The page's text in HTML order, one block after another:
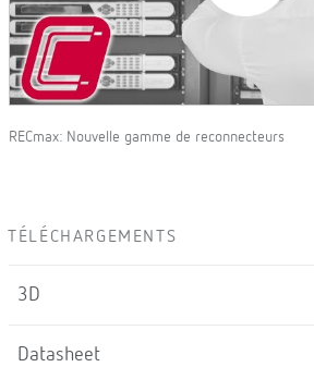
RECmax: Nouvelle gamme de reconnecteurs
TÉLÉCHARGEMENTS
3D
Datasheet